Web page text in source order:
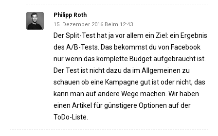
Philipp Roth
15. Dezember 2016 Beim 12:43
Der Split-Test hat ja vor allem ein Ziel: ein Ergebnis
des A/B-Tests. Das bekommst du von Facebook
nur wenn das komplette Budget aufgebraucht ist.
Der Test ist nicht dazu da im Allgemeinen zu
schauen ob eine Kampagne gut ist oder nicht, das
kann man auf andere Wege machen. Wir haben
einen Artikel für günstigere Optionen auf der
ToDo-Liste.